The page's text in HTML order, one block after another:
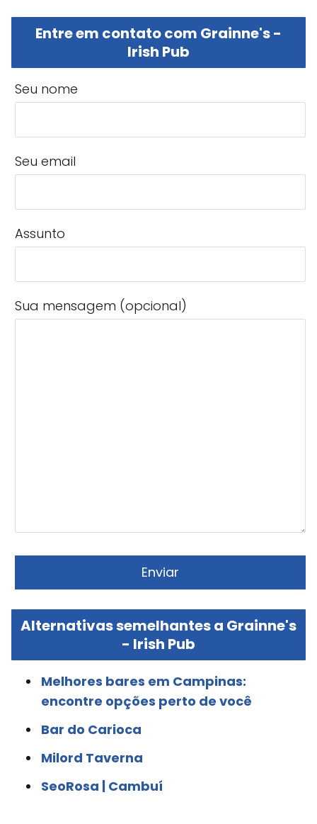
Entre em contato com Grainne's -
Irish Pub
Seu nome
Seu email
Assunto
Sua mensagem (opcional)
Alternativas semelhantes a Grainne's
- Irish Pub
Melhores bares em Campinas:
encontre opções perto de você
Bar do Carioca
Milord Taverna
SeoRosa | Cambuí